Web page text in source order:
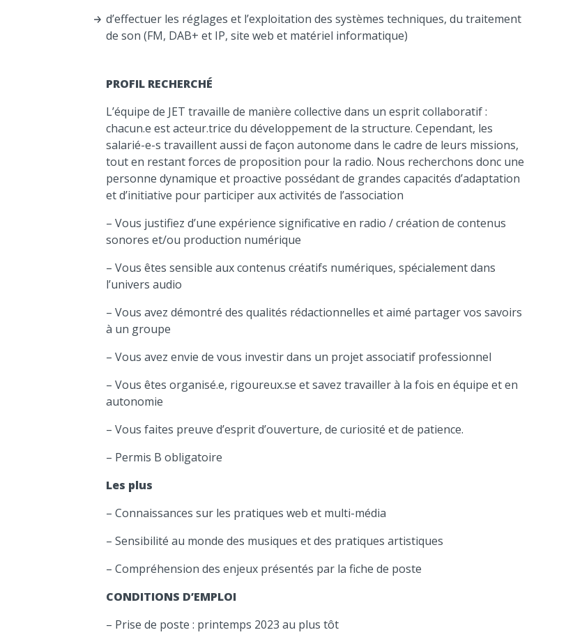
d’effectuer les réglages et l’exploitation des systèmes techniques, du traitement
de son (FM, DAB+ et IP, site web et matériel informatique)
PROFIL RECHERCHÉ
L’équipe de JET travaille de manière collective dans un esprit collaboratif :
chacun.e est acteur.trice du développement de la structure. Cependant, les
salarié-e-s travaillent aussi de façon autonome dans le cadre de leurs missions,
tout en restant forces de proposition pour la radio. Nous recherchons donc une
personne dynamique et proactive possédant de grandes capacités d’adaptation
et d’initiative pour participer aux activités de l’association
– Vous justifiez d’une expérience significative en radio / création de contenus
sonores et/ou production numérique
– Vous êtes sensible aux contenus créatifs numériques, spécialement dans
l’univers audio
– Vous avez démontré des qualités rédactionnelles et aimé partager vos savoirs
à un groupe
– Vous avez envie de vous investir dans un projet associatif professionnel
– Vous êtes organisé.e, rigoureux.se et savez travailler à la fois en équipe et en
autonomie
– Vous faites preuve d’esprit d’ouverture, de curiosité et de patience.
– Permis B obligatoire
Les plus
– Connaissances sur les pratiques web et multi-média
– Sensibilité au monde des musiques et des pratiques artistiques
– Compréhension des enjeux présentés par la fiche de poste
CONDITIONS D’EMPLOI
– Prise de poste : printemps 2023 au plus tôt